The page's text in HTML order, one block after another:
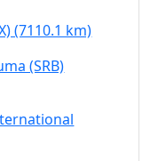
(7110.1 km)
(SRB)